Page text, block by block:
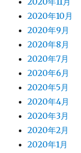
2020年10月
2020年9月
2020年8月
2020年7月
2020年6月
2020年5月
2020年4月
2020年3月
2020年2月
2020年1月